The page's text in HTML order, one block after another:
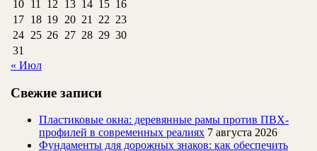
10 11 12 13 14 15 16
17 18 19 20 21 22 23
24 25 26 27 28 29 30
31
« Июл
Свежие записи
Пластиковые окна: деревянные рамы против ПВХ-
профилей в современных реалиях 7 августа 2026
Фундаменты для дорожных знаков: как обеспечить